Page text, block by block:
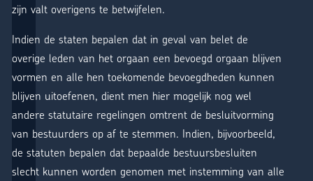
zijn valt overigens te betwijfelen.
Indien de staten bepalen dat in geval van belet de
overige leden van het orgaan een bevoegd orgaan blijven
vormen en alle hen toekomende bevoegdheden kunnen
blijven uitoefenen, dient men hier mogelijk nog wel
andere statutaire regelingen omtrent de besluitvorming
van bestuurders op af te stemmen. Indien, bijvoorbeeld,
de statuten bepalen dat bepaalde bestuursbesluiten
slecht kunnen worden genomen met instemming van alle